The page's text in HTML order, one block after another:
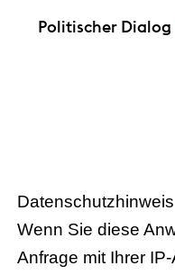
Politischer Dialog
Datenschutzhinweis
Wenn Sie diese
Anfrage mit Ihrer